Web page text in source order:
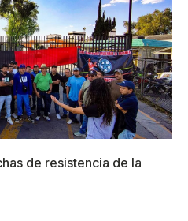
de resistencia de la